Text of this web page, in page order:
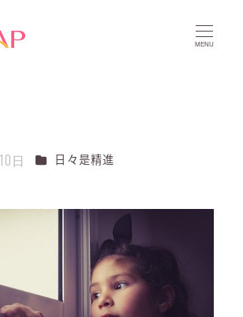
MENU
日 カテゴリー
日々是精進